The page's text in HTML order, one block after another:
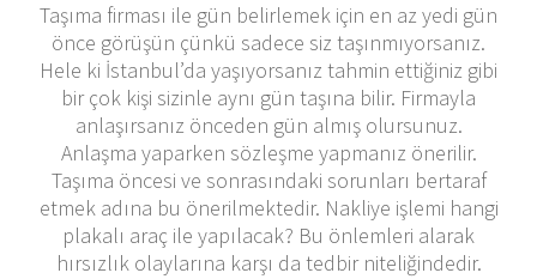
Taşıma firması ile gün belirlemek için en az yedi gün
önce görüşün çünkü sadece siz taşınmıyorsanız.
Hele ki İstanbul’da yaşıyorsanız tahmin ettiğiniz gibi
bir çok kişi sizinle aynı gün taşına bilir. Firmayla
anlaşırsanız önceden gün almış olursunuz.
Anlaşma yaparken sözleşme yapmanız önerilir.
Taşıma öncesi ve sonrasındaki sorunları bertaraf
etmek adına bu önerilmektedir. Nakliye işlemi hangi
plakalı araç ile yapılacak? Bu önlemleri alarak
hırsızlık olaylarına karşı da tedbir niteliğindedir.